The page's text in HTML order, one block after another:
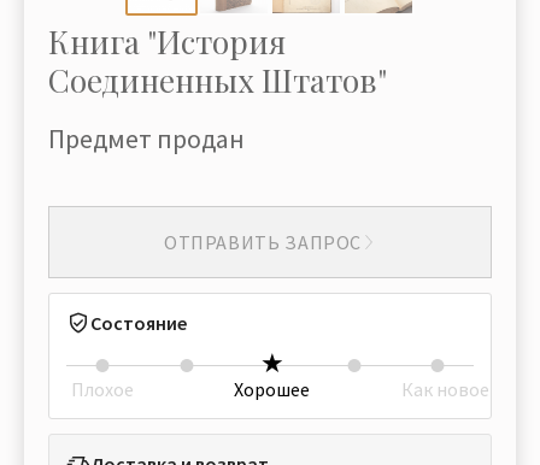
Книга "История
Соединенных Штатов"
Предмет продан
ОТПРАВИТЬ ЗАПРОС
Состояние
Плохое Хорошее Как новое